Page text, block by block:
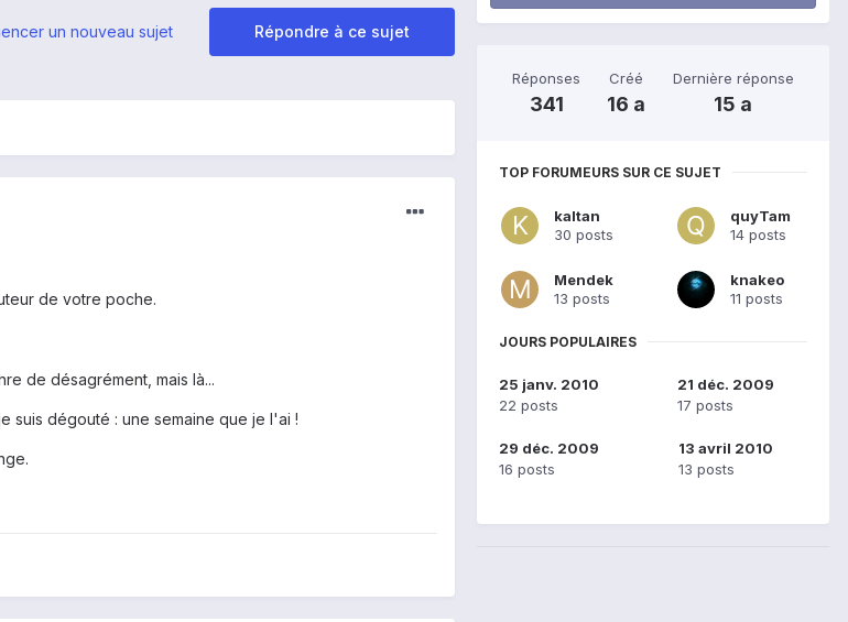
Répondre à ce sujet
un nouveau sujet
de votre poche.
de désagrément, mais là...
suis dégouté : une semaine que je l'ai !
Réponses
341
Créé
16 a
Dernière réponse
15 a
TOP FORUMEURS SUR CE SUJET
kaltan
30 posts
quyTam
14 posts
Mendek
13 posts
knakeo
11 posts
JOURS POPULAIRES
25 janv. 2010
22 posts
21 déc. 2009
17 posts
29 déc. 2009
16 posts
13 avril 2010
13 posts